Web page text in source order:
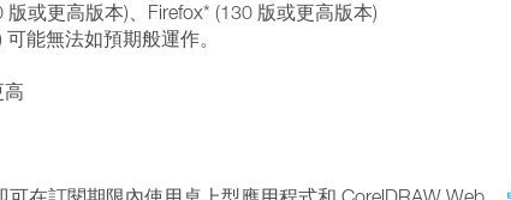
或更高版本)、Firefox* (130 版或更高版本)
能無法如預期般運作。
高